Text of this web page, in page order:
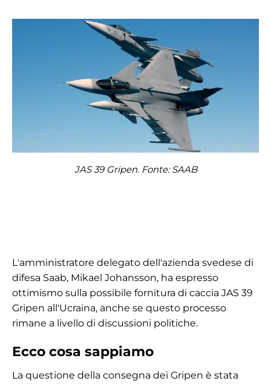
JAS 39 Gripen. Fonte: SAAB
L'amministratore delegato dell'azienda svedese di
difesa Saab, Mikael Johansson, ha espresso
ottimismo sulla possibile fornitura di caccia JAS 39
Gripen all'Ucraina, anche se questo processo
rimane a livello di discussioni politiche.
Ecco cosa sappiamo
La questione della consegna dei Gripen è stata